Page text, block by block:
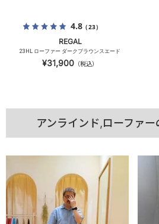
4.8（23）
REGAL
23HL ローファー ダークブラウンスエード
¥31,900 （税込）
アンラインド,ローファ